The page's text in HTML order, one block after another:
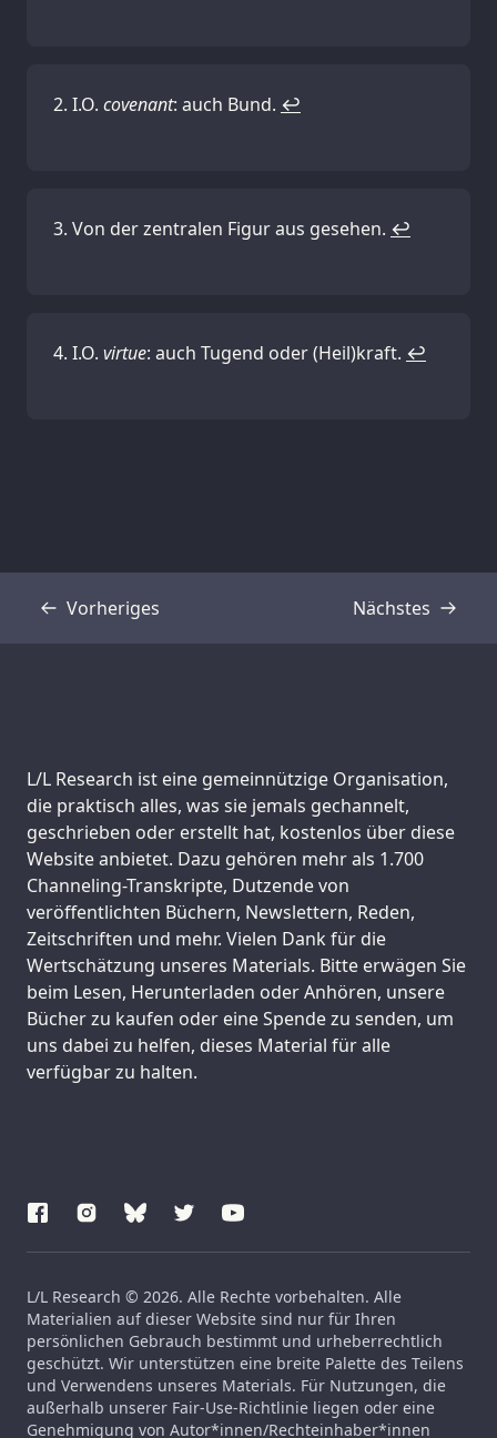
I.O. covenant: auch Bund. ↩
Von der zentralen Figur aus gesehen. ↩
I.O. virtue: auch Tugend oder (Heil)kraft. ↩
Vorheriges
Transkript Nächstes
Transkript
Support us:
L/L Research ist eine gemeinnützige Organisation,
die praktisch alles, was sie jemals gechannelt,
geschrieben oder erstellt hat, kostenlos über diese
Website anbietet. Dazu gehören mehr als 1.700
Channeling-Transkripte, Dutzende von
veröffentlichten Büchern, Newslettern, Reden,
Zeitschriften und mehr. Vielen Dank für die
Wertschätzung unseres Materials. Bitte erwägen Sie
beim Lesen, Herunterladen oder Anhören, unsere
Bücher zu kaufen oder eine Spende zu senden, um
uns dabei zu helfen, dieses Material für alle
verfügbar zu halten.
L/L Research © 2026. Alle Rechte vorbehalten. Alle
Materialien auf dieser Website sind nur für Ihren
persönlichen Gebrauch bestimmt und urheberrechtlich
geschützt. Wir unterstützen eine breite Palette des Teilens
und Verwendens unseres Materials. Für Nutzungen, die
außerhalb unserer Fair-Use-Richtlinie liegen oder eine
Genehmigung von Autor*innen/Rechteinhaber*innen